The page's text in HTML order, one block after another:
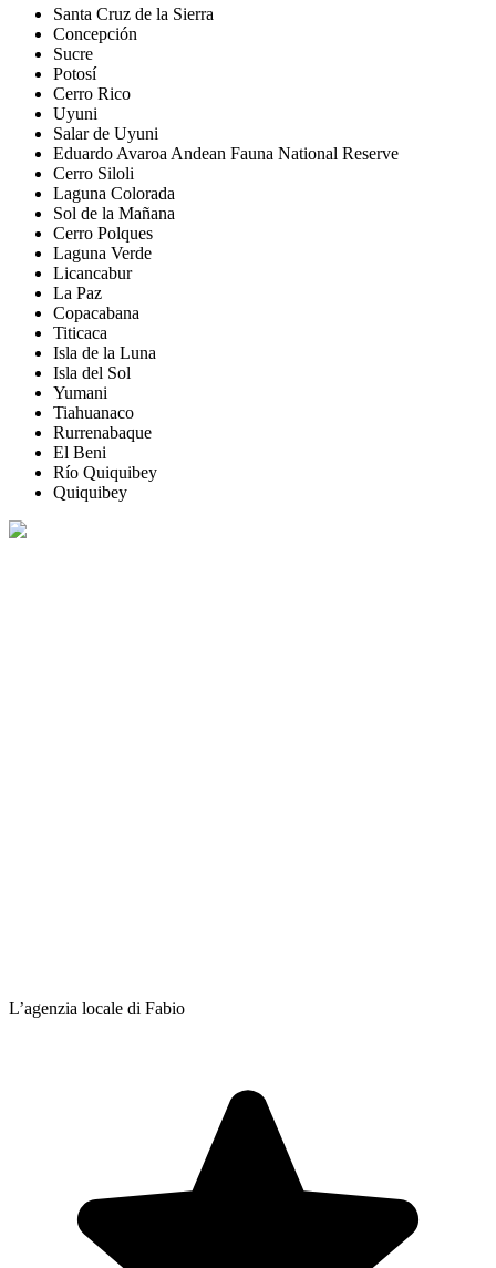
Santa Cruz de la Sierra
Concepción
Sucre
Potosí
Cerro Rico
Uyuni
Salar de Uyuni
Eduardo Avaroa Andean Fauna National Reserve
Cerro Siloli
Laguna Colorada
Sol de la Mañana
Cerro Polques
Laguna Verde
Licancabur
La Paz
Copacabana
Titicaca
Isla de la Luna
Isla del Sol
Yumani
Tiahuanaco
Rurrenabaque
El Beni
Río Quiquibey
Quiquibey
L’agenzia locale di Fabio